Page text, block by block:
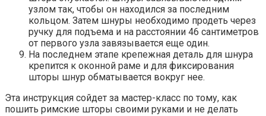
узлом так, чтобы он находился за последним
кольцом. Затем шнуры необходимо продеть через
ручку для подъема и на расстоянии 46 сантиметров
от первого узла завязывается еще один.
На последнем этапе крепежная деталь для шнура
крепится к оконной раме и для фиксирования
шторы шнур обматывается вокруг нее.
Эта инструкция сойдет за мастер-класс по тому, как
пошить римские шторы своими руками и не делать